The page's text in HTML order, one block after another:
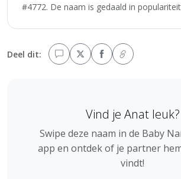
#4772. De naam is gedaald in
Deel dit:
Vind je Anat leuk?
Swipe deze naam in de Baby
app en ontdek of je partner
vindt!